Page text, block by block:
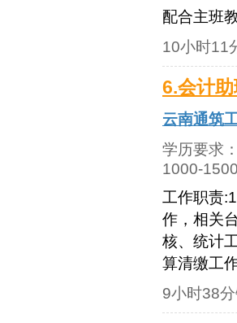
配合主班
10小时11
6.会计
云南通筑
学历要求：
1000-1500
工作职责
作，相关
核、统计
算清缴工
9小时38